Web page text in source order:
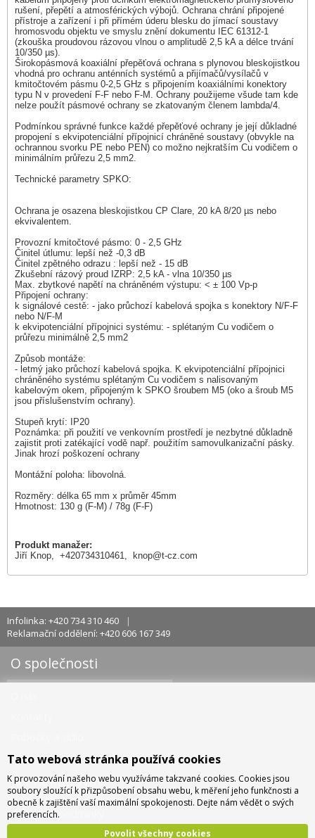
rušení, přepětí a atmosférických výbojů. Ochrana chrání připojené
přístroje a zařízení i při přímém úderu blesku do jímací soustavy
hromosvodu objektu ve smyslu znění dokumentu IEC 61312-1
(zkouška proudovou rázovou vlnou o amplitudě 2,5 kA a délce trvání
10/350 µs).
Širokopásmová koaxiální přepěťová ochrana s plynovou bleskojistkou
vhodná pro ochranu anténních systémů a přijímačů/vysílačů v
kmitočtovém pásmu 0-2,5 GHz s připojením koaxiálními konektory
typu N v provedení F-F nebo F-M. Ochrany použijeme všude tam kde
nelze použít pásmové ochrany se zkatovaným členem lambda/4.
Podmínkou správné funkce každé přepěťové ochrany je její důkladné
propojení s ekvipotenciální přípojnicí chráněné soustavy (obvykle na
ochrannou svorku PE nebo PEN) co možno nejkratším Cu vodičem o
minimálním průřezu 2,5 mm2.
Technické parametry SPKO:
Ochrana je osazena bleskojistkou CP Clare, 20 kA 8/20 µs nebo
ekvivalentem.
Provozní kmitočtové pásmo: 0 - 2,5 GHz
Činitel útlumu: lepší než -0,3 dB
Činitel zpětného odrazu : lepší než - 15 dB
Zkušební rázový proud IZRP: 2,5 kA - vlna 10/350 µs
Max. zbytkové napětí na chráněném výstupu: < ± 100 Vp-p
Připojení ochrany:
k signálové cestě: - jako průchozí kabelová spojka s konektory N/F-F
nebo N/F-M
k ekvipotenciální přípojnici systému: - splétaným Cu vodičem o
průřezu minimálně 2,5 mm2
Způsob montáže:
- letmý jako průchozí kabelová spojka. K ekvipotenciální přípojnici
chráněného systému splétaným Cu vodičem s nalisovaným
kabelovým okem, připojeným k SPKO šroubem M5 (oko a šroub M5
jsou příslušenstvím ochrany).
Stupeň krytí: IP20
Poznámka: při použití ve venkovním prostředí je nezbytné důkladně
zajistit proti zatékající vodě např. použitím samovulkanizační pásky.
Jinak hrozí poškození ochrany
Montážní poloha: libovolná.
Rozměry: délka 65 mm x průměr 45mm
Hmotnost: 130 g (F-M) / 78g (F-F)
Produkt manažer:
Jiří Knop, +420734310461,
knop@t-cz.com
Infolinka: +420 734 310 460
Reklamační oddělení: +420 606 167 349
O společnosti
Doprava - info a ceny
Jak nakupovat
Obchodní podmínky
Tato webová stránka používá cookies
K provozování našeho webu využíváme takzvané cookies. Cookies jsou
soubory sloužící k přizpůsobení obsahu webu, k měření jeho funkčnosti a
obecně k zajištění vaší maximální spokojenosti. Dejte nám vědět o svých
preferencích.
Povolit všechny cookies